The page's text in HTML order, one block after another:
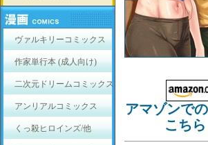
ヴァルキリーコミックス
作家単行本 (成人向け)
二次元ドリームコミックス
アンリアルコミックス
くっ殺ヒロインズ/他
アマゾンで
こちら